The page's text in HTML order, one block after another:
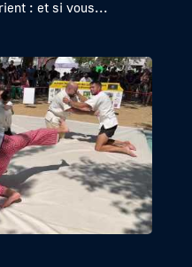
: et si vous...